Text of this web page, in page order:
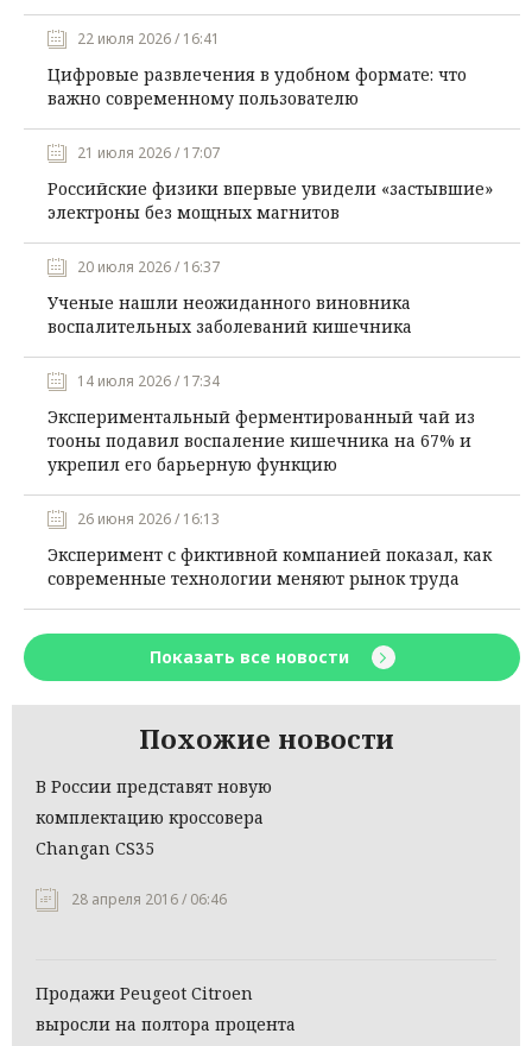
22 июля 2026 / 16:41
Цифровые развлечения в удобном формате: что
важно современному пользователю
21 июля 2026 / 17:07
Российские физики впервые увидели «застывшие»
электроны без мощных магнитов
20 июля 2026 / 16:37
Ученые нашли неожиданного виновника
воспалительных заболеваний кишечника
14 июля 2026 / 17:34
Экспериментальный ферментированный чай из
тооны подавил воспаление кишечника на 67% и
укрепил его барьерную функцию
26 июня 2026 / 16:13
Эксперимент с фиктивной компанией показал, как
современные технологии меняют рынок труда
Показать все новости
Похожие новости
В России представят новую
комплектацию кроссовера
Changan CS35
28 апреля 2016 / 06:46
Продажи Peugeot Citroen
выросли на полтора процента